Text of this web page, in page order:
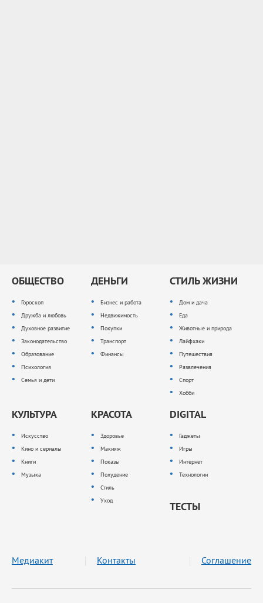
ОБЩЕСТВО
Гороскоп
Дружба и любовь
Духовное развитие
Законодательство
Образование
Психология
Семья и дети
ДЕНЬГИ
Бизнес и работа
Недвижимость
Покупки
Транспорт
Финансы
СТИЛЬ ЖИЗНИ
Дом и дача
Еда
Животные и природа
Лайфхаки
Путешествия
Развлечения
Спорт
Хобби
КУЛЬТУРА
Искусство
Кино и сериалы
Книги
Музыка
КРАСОТА
Здоровье
Макияж
Показы
Похудение
Стиль
Уход
DIGITAL
Гаджеты
Игры
Интернет
Технологии
ТЕСТЫ
Медиакит Контакты Соглашение